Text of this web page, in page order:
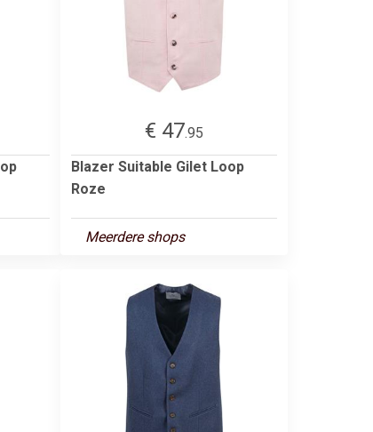
€ 47.95
Blazer Suitable Gilet Loop
Roze
Meerdere shops